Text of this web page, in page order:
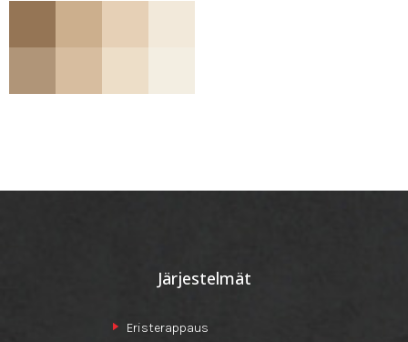
Järjestelmät
Eristerappaus